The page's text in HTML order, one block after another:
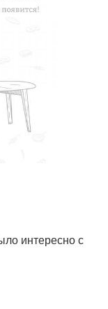
интересно с